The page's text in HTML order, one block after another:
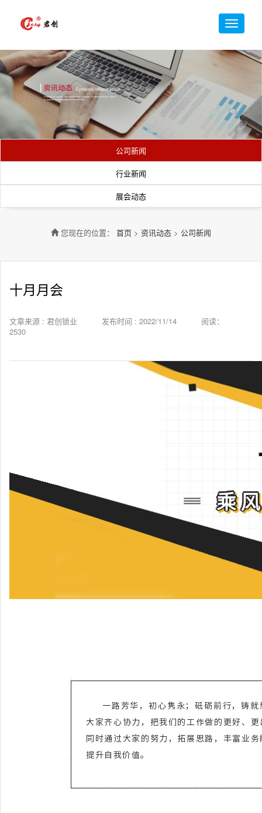
公司新闻
行业新闻
展会动态
您现在的位置： 首页 > 资讯动态 > 公司新闻
十月月会
文章来源 : 君创锁业 发布时间 : 2022/11/14
阅读：
2530